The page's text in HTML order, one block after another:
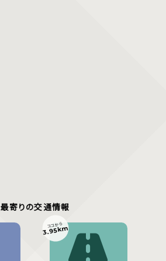
最寄りの交通情報
ココから
3.95km